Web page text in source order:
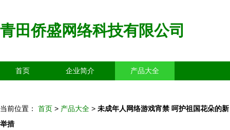
青田侨盛网络科技有限公司
首页 企业简介 产品大全
当前位置： 首页 > 产品大全 > 未成年人网络游戏宵禁 呵护祖国花朵的新
举措